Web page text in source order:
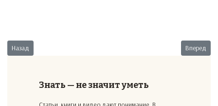
Предыдущий: Непростая аналитика.
Назад Вперед
Знать — не значит уметь